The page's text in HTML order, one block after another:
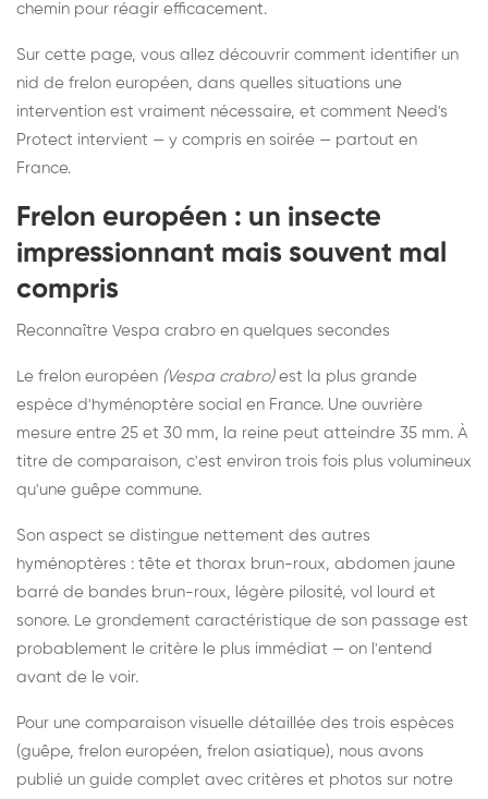
chemin pour réagir efficacement.
Sur cette page, vous allez découvrir comment identifier un
nid de frelon européen, dans quelles situations une
intervention est vraiment nécessaire, et comment Need's
Protect intervient — y compris en soirée — partout en
France.
Frelon européen : un insecte
impressionnant mais souvent mal
compris
Reconnaître Vespa crabro en quelques secondes
Le frelon européen (Vespa crabro)est la plus grande
espèce d'hyménoptère social en France. Une ouvrière
mesure entre 25 et 30 mm, la reine peut atteindre 35 mm. À
titre de comparaison, c'est environ trois fois plus volumineux
qu'une guêpe commune.
Son aspect se distingue nettement des autres
hyménoptères : tête et thorax brun-roux, abdomen jaune
barré de bandes brun-roux, légère pilosité, vol lourd et
sonore. Le grondement caractéristique de son passage est
probablement le critère le plus immédiat — on l'entend
avant de le voir.
Pour une comparaison visuelle détaillée des trois espèces
(guêpe, frelon européen, frelon asiatique), nous avons
publié un guide complet avec critères et photos sur notre